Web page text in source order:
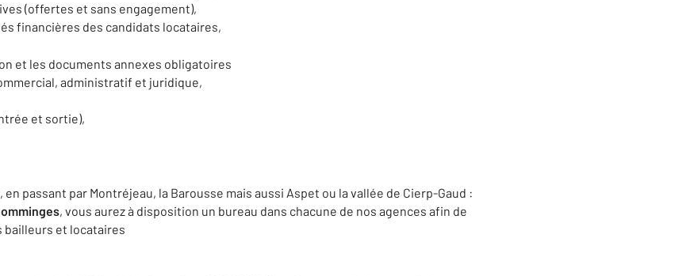
(offertes et sans engagement),
financières des candidats locataires,
et les documents annexes obligatoires
administratif et juridique,
et sortie),
en passant par Montréjeau, la Barousse mais aussi Aspet ou la vallée de Cierp-Gaud :
, vous aurez à disposition un bureau dans chacune de nos agences afin de
bailleurs et locataires